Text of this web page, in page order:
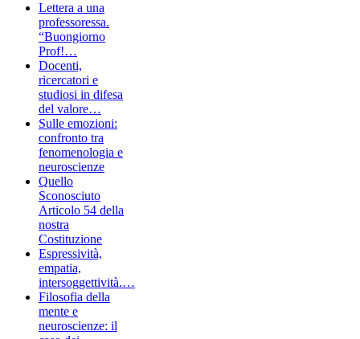
Lettera a una
professoressa.
“Buongiorno
Prof!…
Docenti,
ricercatori e
studiosi in difesa
del valore…
Sulle emozioni:
confronto tra
fenomenologia e
neuroscienze
Quello
Sconosciuto
Articolo 54 della
nostra
Costituzione
Espressività,
empatia,
intersoggettività.…
Filosofia della
mente e
neuroscienze: il